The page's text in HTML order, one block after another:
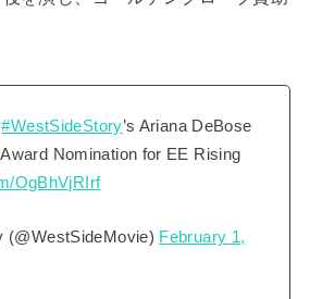
#WestSideStory’s Ariana DeBose
Nomination for EE Rising
OgBhVjRIrf
February 1,